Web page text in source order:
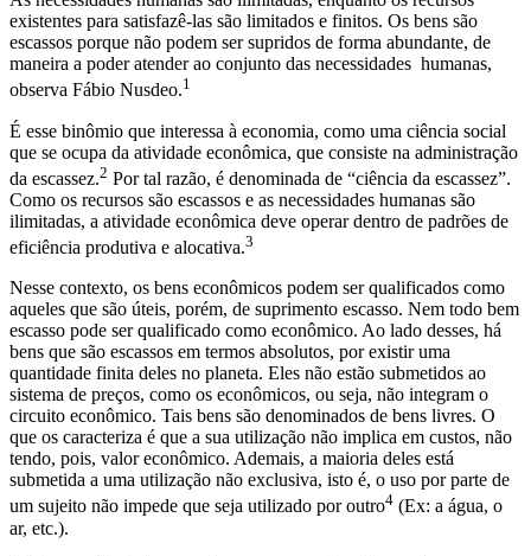
existentes para satisfazê-las são limitados e finitos. Os bens são
escassos porque não podem ser supridos de forma abundante, de
maneira a poder atender ao conjunto das necessidades humanas,
observa Fábio Nusdeo.1
É esse binômio que interessa à economia, como uma ciência social
que se ocupa da atividade econômica, que consiste na administração
da escassez.2 Por tal razão, é denominada de “ciência da escassez”.
Como os recursos são escassos e as necessidades humanas são
ilimitadas, a atividade econômica deve operar dentro de padrões de
eficiência produtiva e alocativa.3
Nesse contexto, os bens econômicos podem ser qualificados como
aqueles que são úteis, porém, de suprimento escasso. Nem todo bem
escasso pode ser qualificado como econômico. Ao lado desses, há
bens que são escassos em termos absolutos, por existir uma
quantidade finita deles no planeta. Eles não estão submetidos ao
sistema de preços, como os econômicos, ou seja, não integram o
circuito econômico. Tais bens são denominados de bens livres. O
que os caracteriza é que a sua utilização não implica em custos, não
tendo, pois, valor econômico. Ademais, a maioria deles está
submetida a uma utilização não exclusiva, isto é, o uso por parte de
um sujeito não impede que seja utilizado por outro4 (Ex: a água, o
ar, etc.).